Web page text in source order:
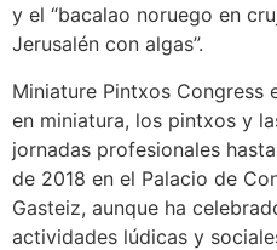
y el “bacalao noruego en
Jerusalén con algas”.
Miniature Pintxos Congress
en miniatura, los pintxos y
jornadas profesionales
de 2018 en el Palacio de
Gasteiz, aunque ha
actividades lúdicas y